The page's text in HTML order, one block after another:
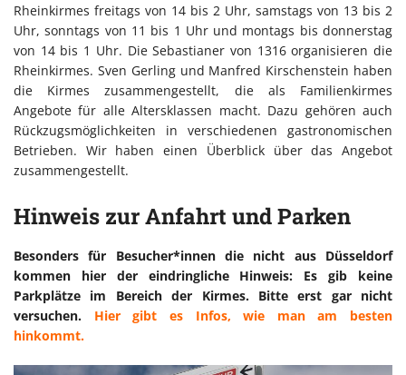
Rheinkirmes freitags von 14 bis 2 Uhr, samstags von 13 bis 2
Uhr, sonntags von 11 bis 1 Uhr und montags bis donnerstag
von 14 bis 1 Uhr. Die Sebastianer von 1316 organisieren die
Rheinkirmes. Sven Gerling und Manfred Kirschenstein haben
die Kirmes zusammengestellt, die als Familienkirmes
Angebote für alle Altersklassen macht. Dazu gehören auch
Rückzugsmöglichkeiten in verschiedenen gastronomischen
Betrieben. Wir haben einen Überblick über das Angebot
zusammengestellt.
Hinweis zur Anfahrt und Parken
Besonders für Besucher*innen die nicht aus Düsseldorf
kommen hier der eindringliche Hinweis: Es gib keine
Parkplätze im Bereich der Kirmes. Bitte erst gar nicht
versuchen.
Hier gibt es Infos, wie man am besten
hinkommt.